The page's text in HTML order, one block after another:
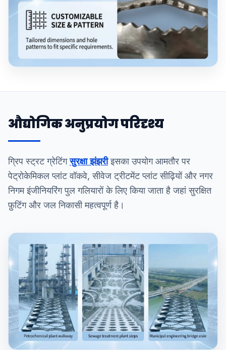
औद्योगिक अनुप्रयोग परिदृश्य
ग्रिप स्ट्रट ग्रेटिंगसुरक्षा झंझरीइसका उपयोग आमतौर पर
पेट्रोकेमिकल प्लांट वॉकवे, सीवेज ट्रीटमेंट प्लांट सीढ़ियों और नगर
निगम इंजीनियरिंग पुल गलियारों के लिए किया जाता है जहां सुरक्षित
फ़ुटिंग और जल निकासी महत्वपूर्ण है।